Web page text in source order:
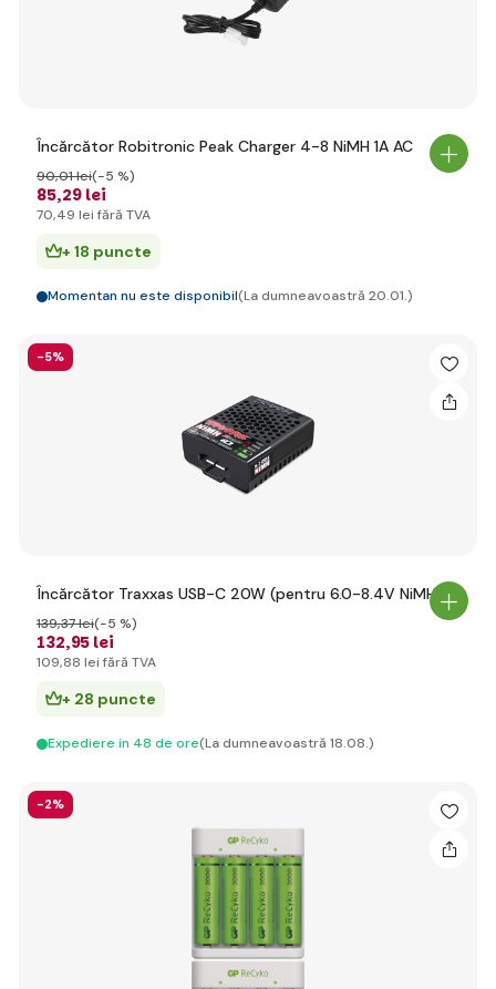
Încărcător Robitronic Peak Charger 4-8 NiMH 1A AC
85,29 lei
90,01 lei(-5 %)
70,49 lei fără TVA
+ 18 puncte
Momentan nu este disponibil(La dumneavoastră 20.01.)
-5%
Încărcător Traxxas USB-C 20W (pentru 6.0-8.4V NiMH)
132,95 lei
139,37 lei(-5 %)
109,88 lei fără TVA
+ 28 puncte
Expediere in 48 de ore(La dumneavoastră 18.08.)
-2%